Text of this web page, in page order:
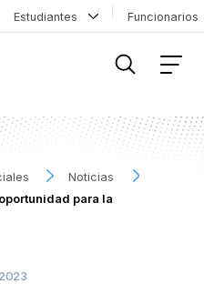
Estudiantes
Noticias
para la